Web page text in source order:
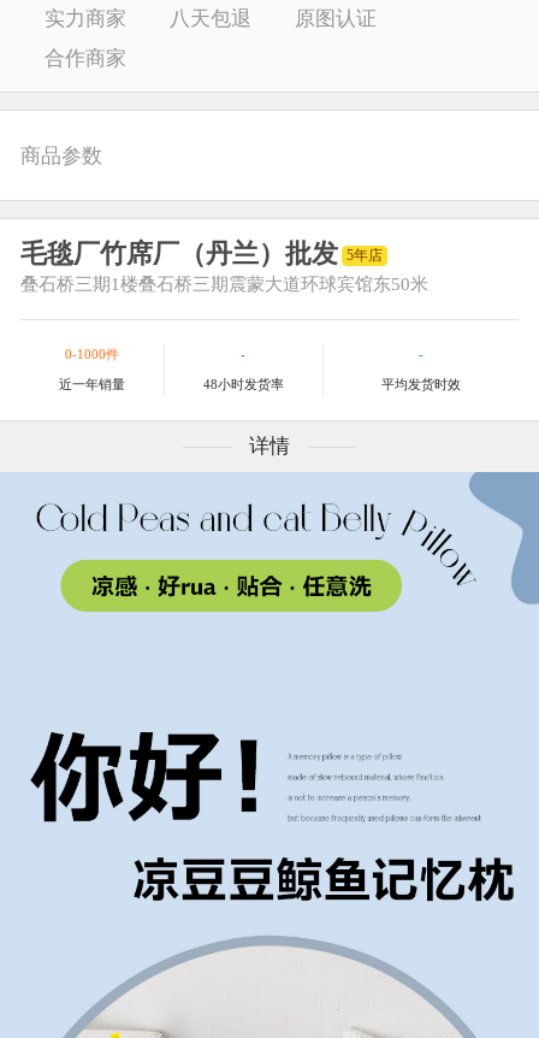
实力商家 八天包退
原图认证
合作商家
商品参数
毛毯厂竹席厂（丹兰）批发 5年店
叠石桥三期1楼叠石桥三期震蒙大道环球宾馆东50米
0-1000件
近一年销量
-
48小时发货率
-
平均发货时效
详情